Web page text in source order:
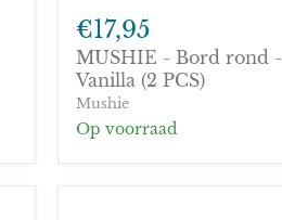
-
Bord
rond
-
Vanilla
(2
PCS)
€17,95
MUSHIE - Bord rond -
Vanilla (2 PCS)
Mushie
Op voorraad